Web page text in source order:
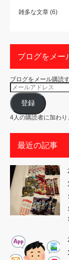
雑多な文章 (6)
ブログをメー
ブログをメール購読
メ
ー
ル
ア
ド
レ
ス
登録
4人の購読者に加わり
最近の記事